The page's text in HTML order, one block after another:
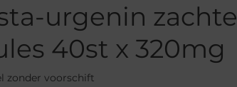
urgenin zachte
40st x 320mg
zonder voorschift